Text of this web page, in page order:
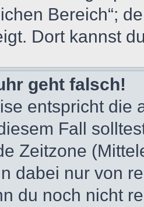
Bereich“;
Dort kannst
geht falsch!
entspricht die
Fall
Zeitzone
dabei nur von
du noch nicht